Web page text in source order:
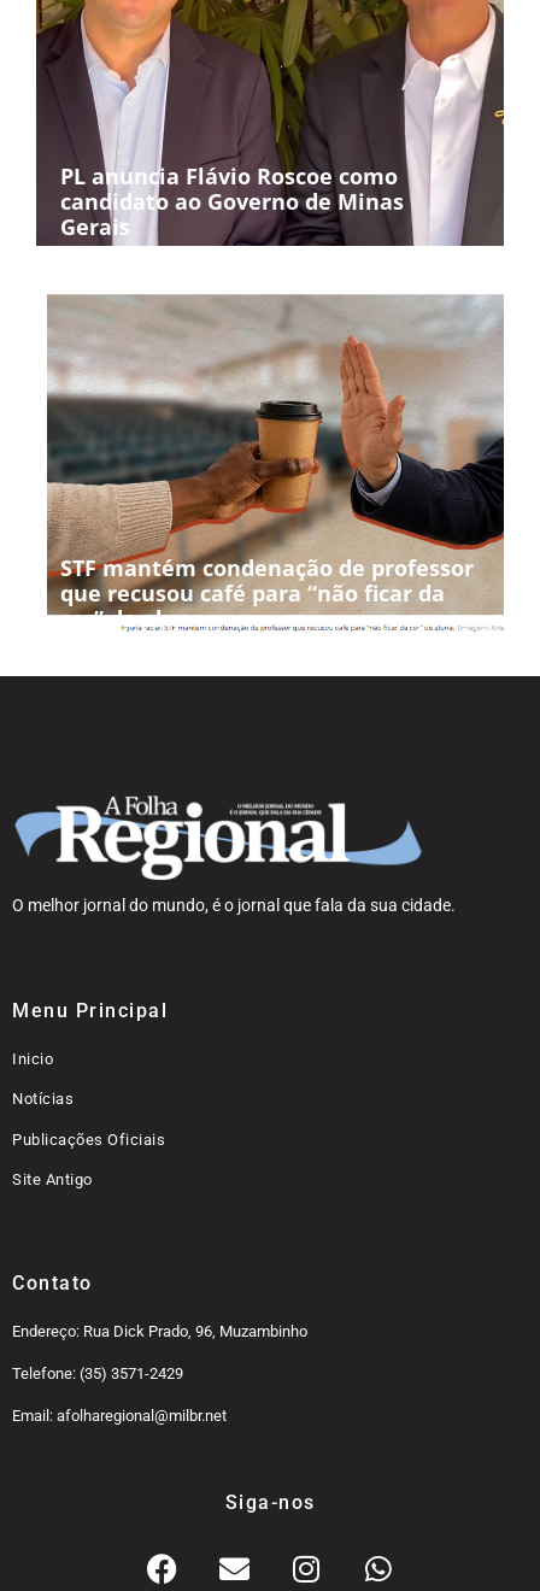
PL anuncia Flávio Roscoe como
candidato ao Governo de Minas
Gerais
STF mantém condenação de professor
que recusou café para “não ficar da
cor” de aluna
O melhor jornal do mundo, é o jornal que fala da sua cidade.
Menu Principal
Inicio
Notícias
Publicações Oficiais
Site Antigo
Contato
Endereço: Rua Dick Prado, 96, Muzambinho
Telefone: (35) 3571-2429
Email: afolharegional@milbr.net
Siga-nos